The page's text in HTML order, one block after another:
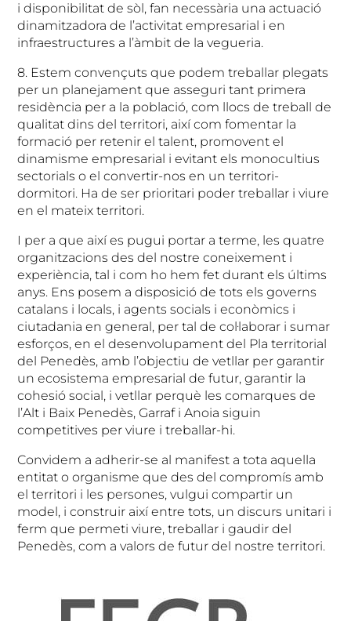
i disponibilitat de sòl, fan necessària una actuació
dinamitzadora de l’activitat empresarial i en
infraestructures a l’àmbit de la vegueria.
8. Estem convençuts que podem treballar plegats
per un planejament que asseguri tant primera
residència per a la població, com llocs de treball de
qualitat dins del territori, així com fomentar la
formació per retenir el talent, promovent el
dinamisme empresarial i evitant els monocultius
sectorials o el convertir-nos en un territori-
dormitori. Ha de ser prioritari poder treballar i viure
en el mateix territori.
I per a que així es pugui portar a terme, les quatre
organitzacions des del nostre coneixement i
experiència, tal i com ho hem fet durant els últims
anys. Ens posem a disposició de tots els governs
catalans i locals, i agents socials i econòmics i
ciutadania en general, per tal de col·laborar i sumar
esforços, en el desenvolupament del Pla territorial
del Penedès, amb l’objectiu de vetllar per garantir
un ecosistema empresarial de futur, garantir la
cohesió social, i vetllar perquè les comarques de
l’Alt i Baix Penedès, Garraf i Anoia siguin
competitives per viure i treballar-hi.
Convidem a adherir-se al manifest a tota aquella
entitat o organisme que des del compromís amb
el territori i les persones, vulgui compartir un
model, i construir així entre tots, un discurs unitari i
ferm que permeti viure, treballar i gaudir del
Penedès, com a valors de futur del nostre territori.